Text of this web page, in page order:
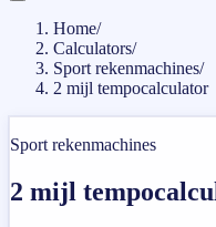
Home/
Calculators/
Sport rekenmachines/
2 mijl tempocalculator
Sport rekenmachines
2 mijl